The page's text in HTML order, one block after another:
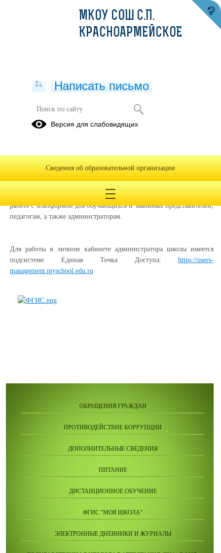
ФГИС "МОЯ ШКОЛА"
На портале информационно-методической поддержки
https://myschool.eduprosvet.ru
работе с платформой для обучающихся и законных представителей,
педагогам, а также администраторам.
Для работы в личном кабинете администратора школы имеется
подсистеме Единая Точка Доступа:
https://users-
management.myschool.edu.ru
ОБРАЩЕНИЯ ГРАЖДАН
ПРОТИВОДЕЙСТВИЕ КОРРУПЦИИ
ДОПОЛНИТЕЛЬНЫЕ СВЕДЕНИЯ
ПИТАНИЕ
ДИСТАНЦИОННОЕ ОБУЧЕНИЕ
ФГИС "МОЯ ШКОЛА"
ЭЛЕКТРОННЫЕ ДНЕВНИКИ И ЖУРНАЛЫ
МКОУ СОШ С.П.
КРАСНОАРМЕЙСКОЕ
Написать письмо
Версия для слабовидящих
Сведения об образовательной организации